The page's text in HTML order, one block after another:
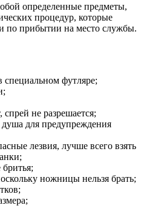
определенные предметы,
процедур, которые
по прибытии на место службы.
футляре;
не разрешается;
для предупреждения
лезвия, лучше всего взять
бритья;
ножницы нельзя брать;